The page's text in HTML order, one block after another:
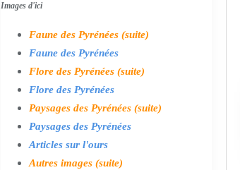
Images d'ici
Faune des Pyrénées (suite)
Faune des Pyrénées
Flore des Pyrénées (suite)
Flore des Pyrénées
Paysages des Pyrénées (suite)
Paysages des Pyrénées
Articles sur l'ours
Autres images (suite)